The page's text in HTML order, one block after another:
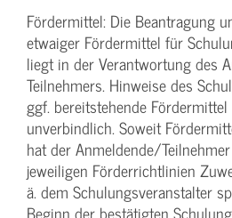
Fördermittel: Die Beantragung
etwaiger Fördermittel für
liegt in der Verantwortung des
Teilnehmers. Hinweise des
ggf. bereitstehende
unverbindlich. Soweit
hat der Anmeldende/­
jeweiligen Förderrichtlinien
ä. dem Schulungs­veranstalter